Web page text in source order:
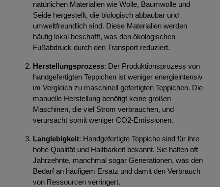
natürlichen Materialien wie Wolle, Baumwolle und
Seide hergestellt, die biologisch abbaubar und
umweltfreundlich sind. Diese Materialien werden
häufig lokal beschafft, was den ökologischen
Fußabdruck durch den Transport reduziert.
Herstellungsprozess: Der Produktionsprozess von
handgefertigten Teppichen ist weniger energieintensiv
im Vergleich zu maschinell gefertigten Teppichen. Die
manuelle Herstellung benötigt keine großen
Maschinen, die viel Strom verbrauchen, und
verursacht somit weniger CO2-Emissionen.
Langlebigkeit: Handgefertigte Teppiche sind für ihre
hohe Qualität und Haltbarkeit bekannt. Sie halten oft
Jahrzehnte, manchmal sogar Generationen, was den
Bedarf an häufigem Ersatz und damit den Verbrauch
von Ressourcen verringert.